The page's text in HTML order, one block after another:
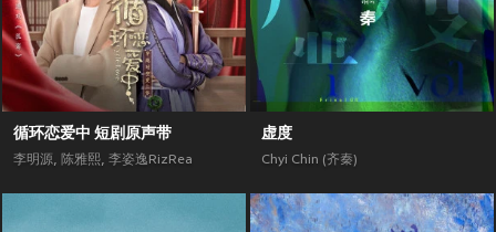
循环恋爱中 短剧原声带
李明源, 陈雅熙, 李姿逸RizRea
虚度
Chyi Chin (齐秦)